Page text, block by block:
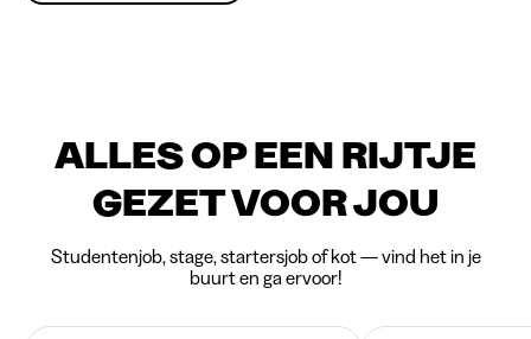
ALLES OP EEN RIJTJE
GEZET VOOR JOU
Studentenjob, stage, startersjob of kot — vind het in je
buurt en ga ervoor!